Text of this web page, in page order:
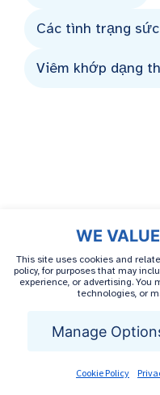
WE
This site uses cookies and
policy, for purposes that may
experience, or advertising. You
technologies, or
Manage
Cookie Policy
Các tình trạng
Viêm khớp dạng
Liên
Nếu bạn muốn nói